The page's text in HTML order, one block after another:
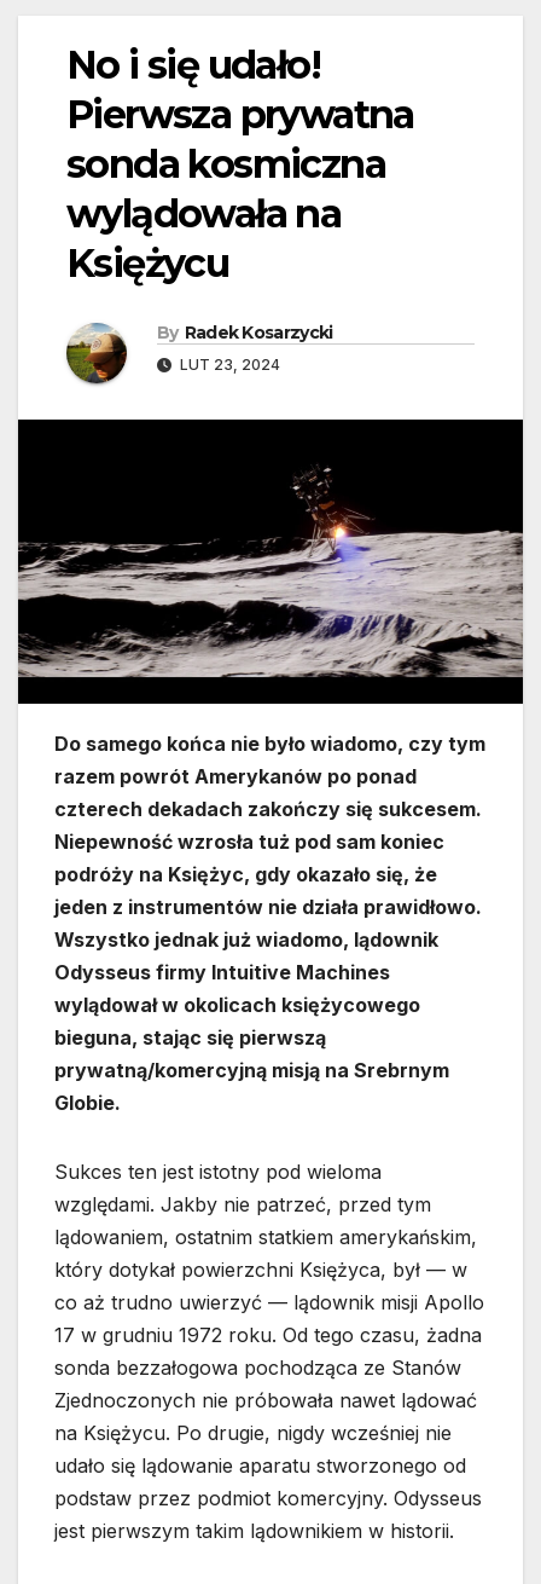
No i się udało!
Pierwsza prywatna
sonda kosmiczna
wylądowała na
Księżycu
By Radek Kosarzycki
LUT 23, 2024
Do samego końca nie było wiadomo, czy tym
razem powrót Amerykanów po ponad
czterech dekadach zakończy się sukcesem.
Niepewność wzrosła tuż pod sam koniec
podróży na Księżyc, gdy okazało się, że
jeden z instrumentów nie działa prawidłowo.
Wszystko jednak już wiadomo, lądownik
Odysseus firmy Intuitive Machines
wylądował w okolicach księżycowego
bieguna, stając się pierwszą
prywatną/komercyjną misją na Srebrnym
Globie.
Sukces ten jest istotny pod wieloma
względami. Jakby nie patrzeć, przed tym
lądowaniem, ostatnim statkiem amerykańskim,
który dotykał powierzchni Księżyca, był — w
co aż trudno uwierzyć — lądownik misji Apollo
17 w grudniu 1972 roku. Od tego czasu, żadna
sonda bezzałogowa pochodząca ze Stanów
Zjednoczonych nie próbowała nawet lądować
na Księżycu. Po drugie, nigdy wcześniej nie
udało się lądowanie aparatu stworzonego od
podstaw przez podmiot komercyjny. Odysseus
jest pierwszym takim lądownikiem w historii.